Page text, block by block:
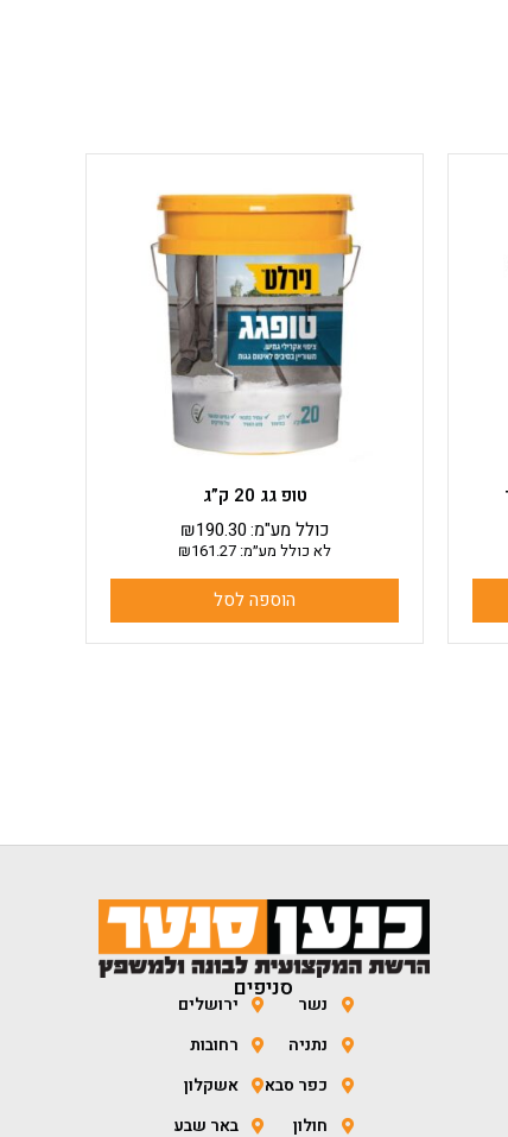
טופ גג 20 ק”ג
₪190.30כולל מע"מ:
לא כולל מע״מ: ₪161.27
הוספה לסל
סניפים
נשר
נתניה
כפר סבא
חולון
ירושלים
רחובות
אשקלון
באר שבע